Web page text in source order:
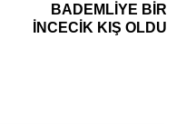
BADEMLİYE BİR
İNCECİK KIŞ OLDU